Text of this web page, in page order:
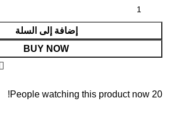
إضافة إلى السلة
BUY NOW
20
People watching this product now!